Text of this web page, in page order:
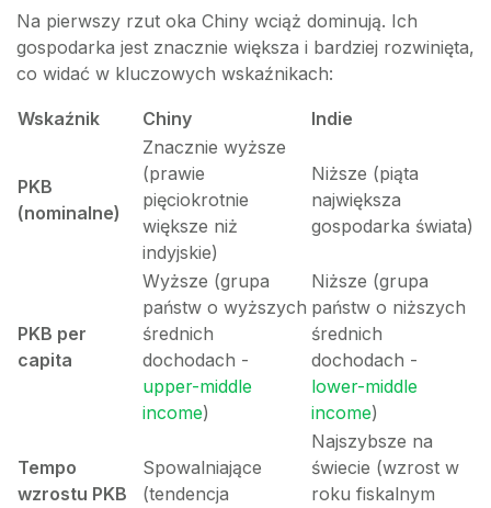
Na pierwszy rzut oka Chiny wciąż dominują. Ich
gospodarka jest znacznie większa i bardziej rozwinięta,
co widać w kluczowych wskaźnikach:
Wskaźnik Chiny Indie
PKB
(nominalne)
Znacznie wyższe
(prawie
pięciokrotnie
większe niż
indyjskie)
Niższe (piąta
największa
gospodarka świata)
PKB per
capita
Wyższe (grupa
państw o wyższych
średnich
dochodach -
upper-middle
income)
Niższe (grupa
państw o niższych
średnich
dochodach -
lower-middle
income)
Tempo
wzrostu PKB
Spowalniające
(tendencja
Najszybsze na
świecie (wzrost w
roku fiskalnym